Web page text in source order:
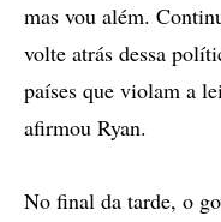
mas vou além.
volte atrás dessa
países que violam a
afirmou Ryan.
No final da tarde, o